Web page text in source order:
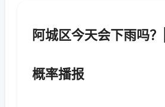
阿城区今天会下雨吗
概率播报